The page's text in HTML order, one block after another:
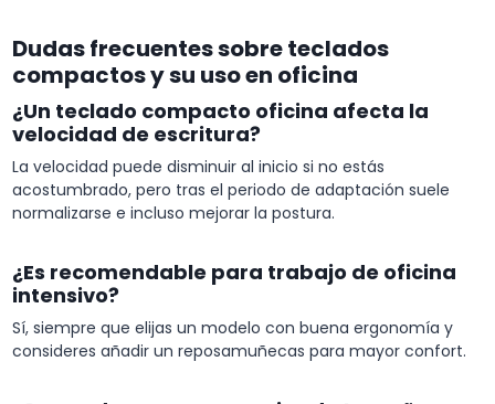
Dudas frecuentes sobre teclados
compactos y su uso en oficina
¿Un teclado compacto oficina afecta la
velocidad de escritura?
La velocidad puede disminuir al inicio si no estás
acostumbrado, pero tras el periodo de adaptación suele
normalizarse e incluso mejorar la postura.
¿Es recomendable para trabajo de oficina
intensivo?
Sí, siempre que elijas un modelo con buena ergonomía y
consideres añadir un reposamuñecas para mayor confort.